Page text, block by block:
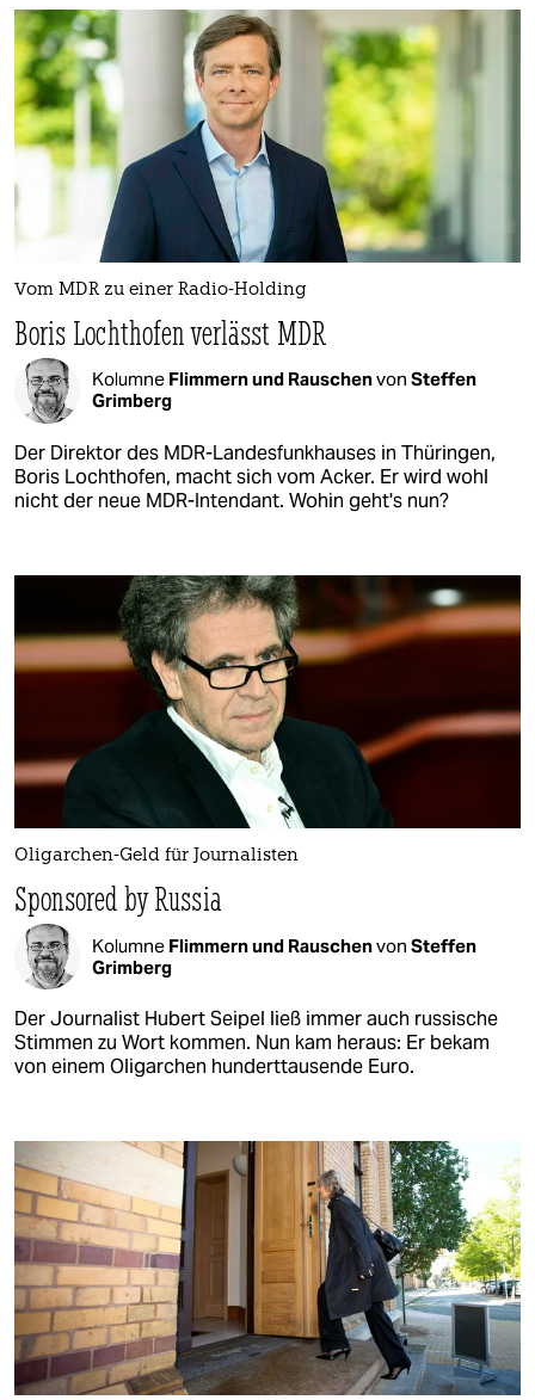
Vom MDR zu einer Radio-Holding
Boris Lochthofen verlässt MDR
Kolumne Flimmern und Rauschenvon Steffen
Grimberg
Der Direktor des MDR-Landesfunkhauses in Thüringen,
Boris Lochthofen, macht sich vom Acker. Er wird wohl
nicht der neue MDR-Intendant. Wohin geht's nun?
Oligarchen-Geld für Journalisten
Sponsored by Russia
Kolumne Flimmern und Rauschenvon Steffen
Grimberg
Der Journalist Hubert Seipel ließ immer auch russische
Stimmen zu Wort kommen. Nun kam heraus: Er bekam
von einem Oligarchen hunderttausende Euro.